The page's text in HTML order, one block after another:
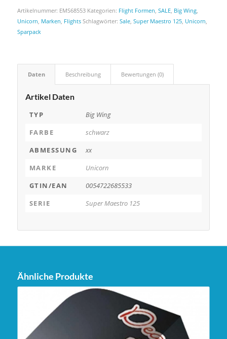
Artikelnummer: EMS68553 Kategorien: Flight Formen, SALE, Big Wing,
Unicorn, Marken, Flights Schlagwörter: Sale, Super Maestro 125, Unicorn,
Sparpack
Daten Beschreibung Bewertungen (0)
Artikel Daten
TYP
Big Wing
FARBE
schwarz
ABMESSUNG
xx
MARKE
Unicorn
GTIN/EAN
0054722685533
SERIE
Super Maestro 125
Ähnliche Produkte